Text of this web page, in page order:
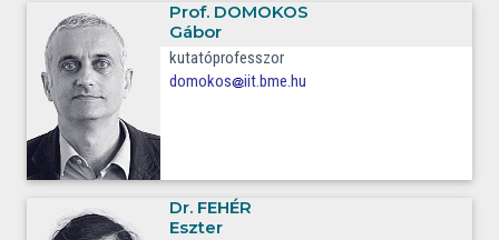
Prof. DOMOKOS
Gábor
kutatóprofesszor
domokos
iit.bme.hu
Dr. FEHÉR
Eszter